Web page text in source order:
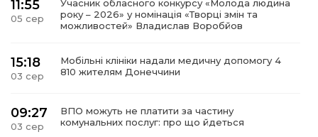
11:55
05 сер
Учасник обласного конкурсу «Молода людина
року – 2026» у номінація «Творці змін та
можливостей» Владислав Воробйов
15:18
03 сер
Мобільні клініки надали медичну допомогу 4
810 жителям Донеччини
09:27
03 сер
ВПО можуть не платити за частину
комунальних послуг: про що йдеться